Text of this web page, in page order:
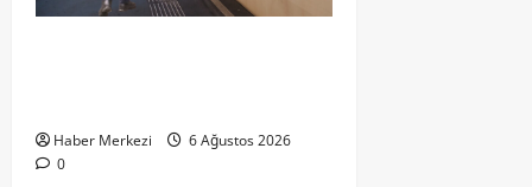
Haber Merkezi
6 Ağustos 2026
0